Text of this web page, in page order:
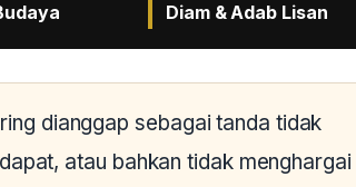
Diam & Adab Lisan
dianggap sebagai tanda tidak
atau bahkan tidak menghargai